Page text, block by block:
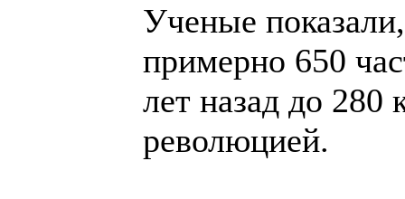
Ученые
примерно 650
лет назад до 280
революцией.